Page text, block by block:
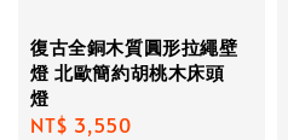
復古全銅木質圓形拉繩壁
燈 北歐簡約胡桃木床頭
燈
Regular
NT$ 3,550